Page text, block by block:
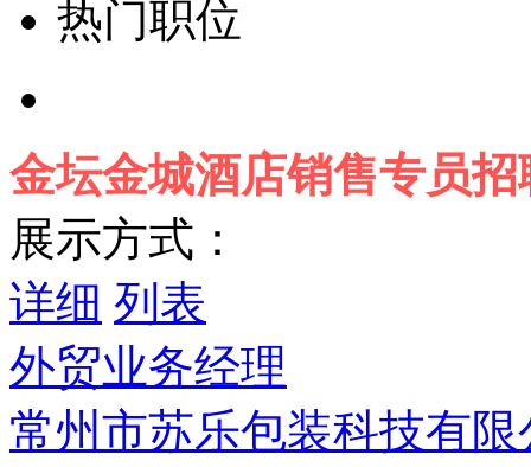
热门职位
金坛金城酒店销售专员招
展示方式：
详细 列表
外贸业务经理
常州市苏乐包装科技有限